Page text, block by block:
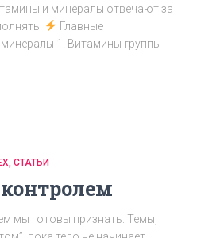
и минералы отвечают за
Главные
минералы 1. Витамины группы
СТАТЬИ
мы готовы признать. Темы,